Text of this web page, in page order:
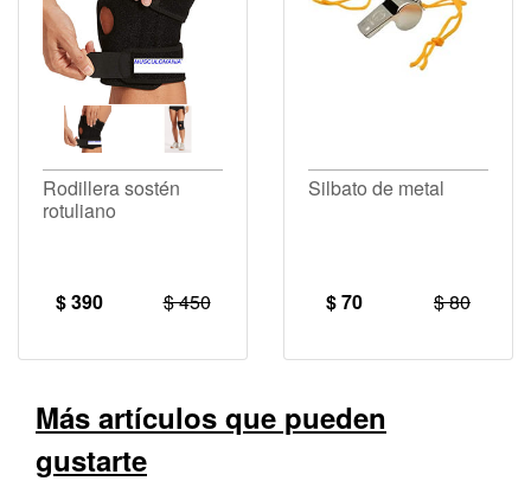
Rodillera sostén
rotuliano
$ 390 $ 450
Silbato de metal
$ 70 $ 80
Más artículos que pueden
gustarte